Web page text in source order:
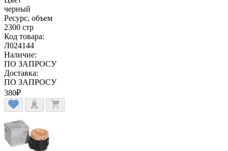
черный
Ресурс, объем
2300 стр
Код товара:
Л024144
Наличие:
ПО ЗАПРОСУ
Доставка:
ПО ЗАПРОСУ
380₽